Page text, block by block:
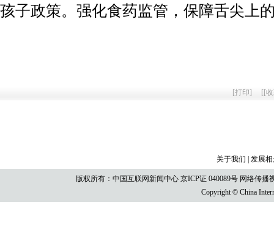
孩子政策。强化食药监管，保障舌尖上
[打印] [[
关于我们 发展
版权所有：中国互联网新闻中心 京ICP证 040089号 网络传播
Copyright © China